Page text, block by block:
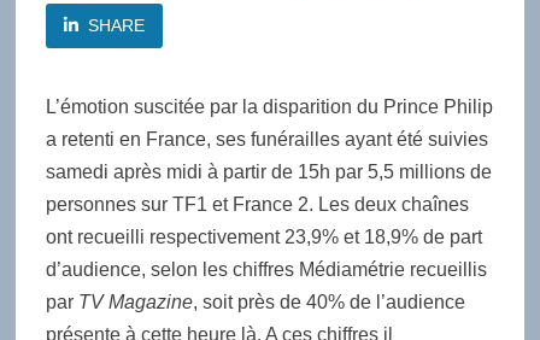
SHARE
L’émotion suscitée par la disparition du Prince Philip
a retenti en France, ses funérailles ayant été suivies
samedi après midi à partir de 15h par 5,5 millions de
personnes sur TF1 et France 2. Les deux chaînes
ont recueilli respectivement 23,9% et 18,9% de part
d’audience, selon les chiffres Médiamétrie recueillis
par TV Magazine, soit près de 40% de l’audience
présente à cette heure là. A ces chiffres il